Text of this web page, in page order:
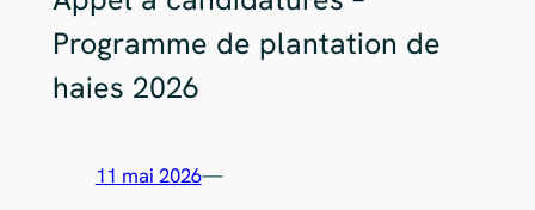
Programme de plantation de
haies 2026
11 mai 2026—